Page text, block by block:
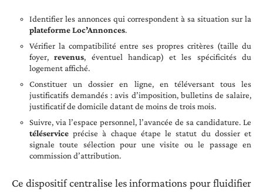
Identifier les annonces qui correspondent à sa situation sur la
plateforme Loc’Annonces.
Vérifier la compatibilité entre ses propres critères (taille du
foyer,revenus, éventuel handicap) et les spécificités du
logement affiché.
Constituer un dossier en ligne, en téléversant tous les
justificatifs demandés : avis d’imposition, bulletins de salaire,
justificatif de domicile datant de moins de trois mois.
Suivre, via l’espace personnel, l’avancée de sa candidature. Le
téléservice précise à chaque étape le statut du dossier et
signale toute sélection pour une visite ou le passage en
commission d’attribution.
Ce dispositif centralise les informations pour fluidifier